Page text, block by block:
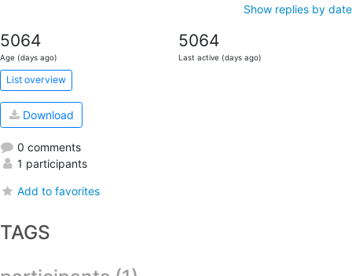
Show replies by date
5064
Age (days ago)
5064
Last active (days ago)
List overview
Download
0 comments
1 participants
Add to favorites
TAGS